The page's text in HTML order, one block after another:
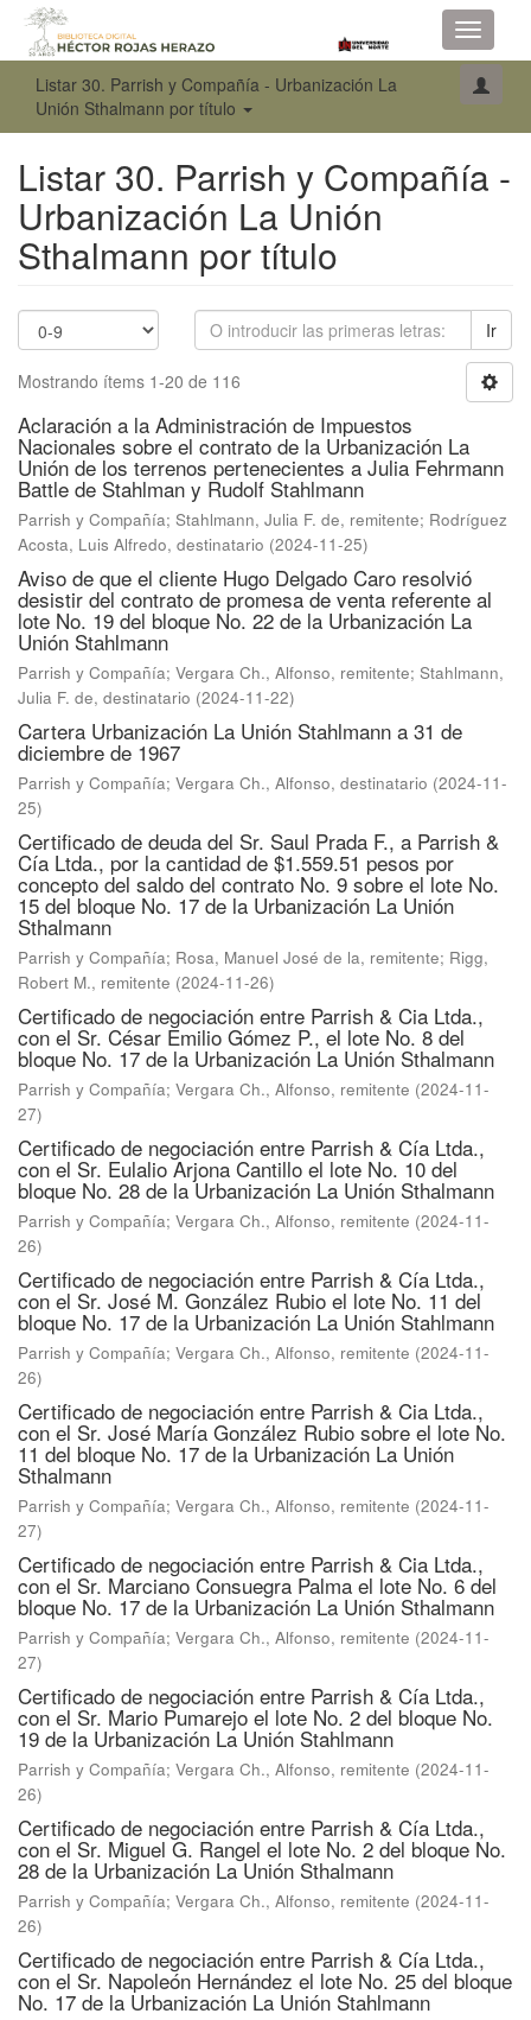
Toggle
Listar 30. Parrish y Compañía - Urbanización La
Unión Sthalmann por título
Listar 30. Parrish y Compañía -
Urbanización La Unión
Sthalmann por título
Ir
Mostrando ítems 1-20 de 116
Aclaración a la Administración de Impuestos
Nacionales sobre el contrato de la Urbanización La
Unión de los terrenos pertenecientes a Julia Fehrmann
Battle de Stahlman y Rudolf Stahlmann
Parrish y Compañía; Stahlmann, Julia F. de, remitente; Rodríguez
Acosta, Luis Alfredo, destinatario (2024-11-25)
Aviso de que el cliente Hugo Delgado Caro resolvió
desistir del contrato de promesa de venta referente al
lote No. 19 del bloque No. 22 de la Urbanización La
Unión Stahlmann
Parrish y Compañía; Vergara Ch., Alfonso, remitente; Stahlmann,
Julia F. de, destinatario (2024-11-22)
Cartera Urbanización La Unión Stahlmann a 31 de
diciembre de 1967
Parrish y Compañía; Vergara Ch., Alfonso, destinatario (2024-11-
25)
Certificado de deuda del Sr. Saul Prada F., a Parrish &
Cía Ltda., por la cantidad de $1.559.51 pesos por
concepto del saldo del contrato No. 9 sobre el lote No.
15 del bloque No. 17 de la Urbanización La Unión
Sthalmann
Parrish y Compañía; Rosa, Manuel José de la, remitente; Rigg,
Robert M., remitente (2024-11-26)
Certificado de negociación entre Parrish & Cia Ltda.,
con el Sr. César Emilio Gómez P., el lote No. 8 del
bloque No. 17 de la Urbanización La Unión Sthalmann
Parrish y Compañía; Vergara Ch., Alfonso, remitente (2024-11-
27)
Certificado de negociación entre Parrish & Cía Ltda.,
con el Sr. Eulalio Arjona Cantillo el lote No. 10 del
bloque No. 28 de la Urbanización La Unión Sthalmann
Parrish y Compañía; Vergara Ch., Alfonso, remitente (2024-11-
26)
Certificado de negociación entre Parrish & Cía Ltda.,
con el Sr. José M. González Rubio el lote No. 11 del
bloque No. 17 de la Urbanización La Unión Stahlmann
Parrish y Compañía; Vergara Ch., Alfonso, remitente (2024-11-
26)
Certificado de negociación entre Parrish & Cia Ltda.,
con el Sr. José María González Rubio sobre el lote No.
11 del bloque No. 17 de la Urbanización La Unión
Sthalmann
Parrish y Compañía; Vergara Ch., Alfonso, remitente (2024-11-
27)
Certificado de negociación entre Parrish & Cia Ltda.,
con el Sr. Marciano Consuegra Palma el lote No. 6 del
bloque No. 17 de la Urbanización La Unión Sthalmann
Parrish y Compañía; Vergara Ch., Alfonso, remitente (2024-11-
27)
Certificado de negociación entre Parrish & Cía Ltda.,
con el Sr. Mario Pumarejo el lote No. 2 del bloque No.
19 de la Urbanización La Unión Stahlmann
Parrish y Compañía; Vergara Ch., Alfonso, remitente (2024-11-
26)
Certificado de negociación entre Parrish & Cía Ltda.,
con el Sr. Miguel G. Rangel el lote No. 2 del bloque No.
28 de la Urbanización La Unión Sthalmann
Parrish y Compañía; Vergara Ch., Alfonso, remitente (2024-11-
26)
Certificado de negociación entre Parrish & Cía Ltda.,
con el Sr. Napoleón Hernández el lote No. 25 del bloque
No. 17 de la Urbanización La Unión Stahlmann